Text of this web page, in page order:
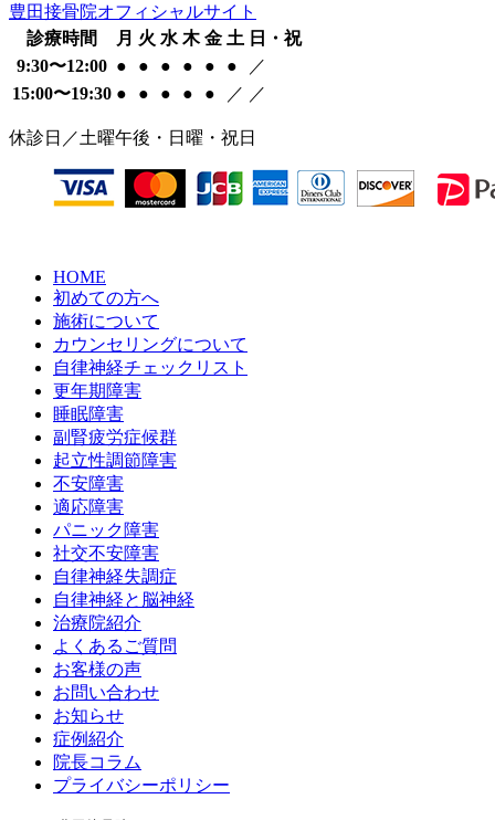
豊田接骨院オフィシャルサイト
診療時間
月 火 水 木 金 土 日・祝
9:30〜12:00 ● ● ● ● ● ●
／
15:00〜19:30 ● ● ● ● ● ／ ／
休診日／土曜午後・日曜・祝日
HOME
初めての方へ
施術について
カウンセリングについて
自律神経チェックリスト
更年期障害
睡眠障害
副腎疲労症候群
起立性調節障害
不安障害
適応障害
パニック障害
社交不安障害
自律神経失調症
自律神経と脳神経
治療院紹介
よくあるご質問
お客様の声
お問い合わせ
お知らせ
症例紹介
院長コラム
プライバシーポリシー